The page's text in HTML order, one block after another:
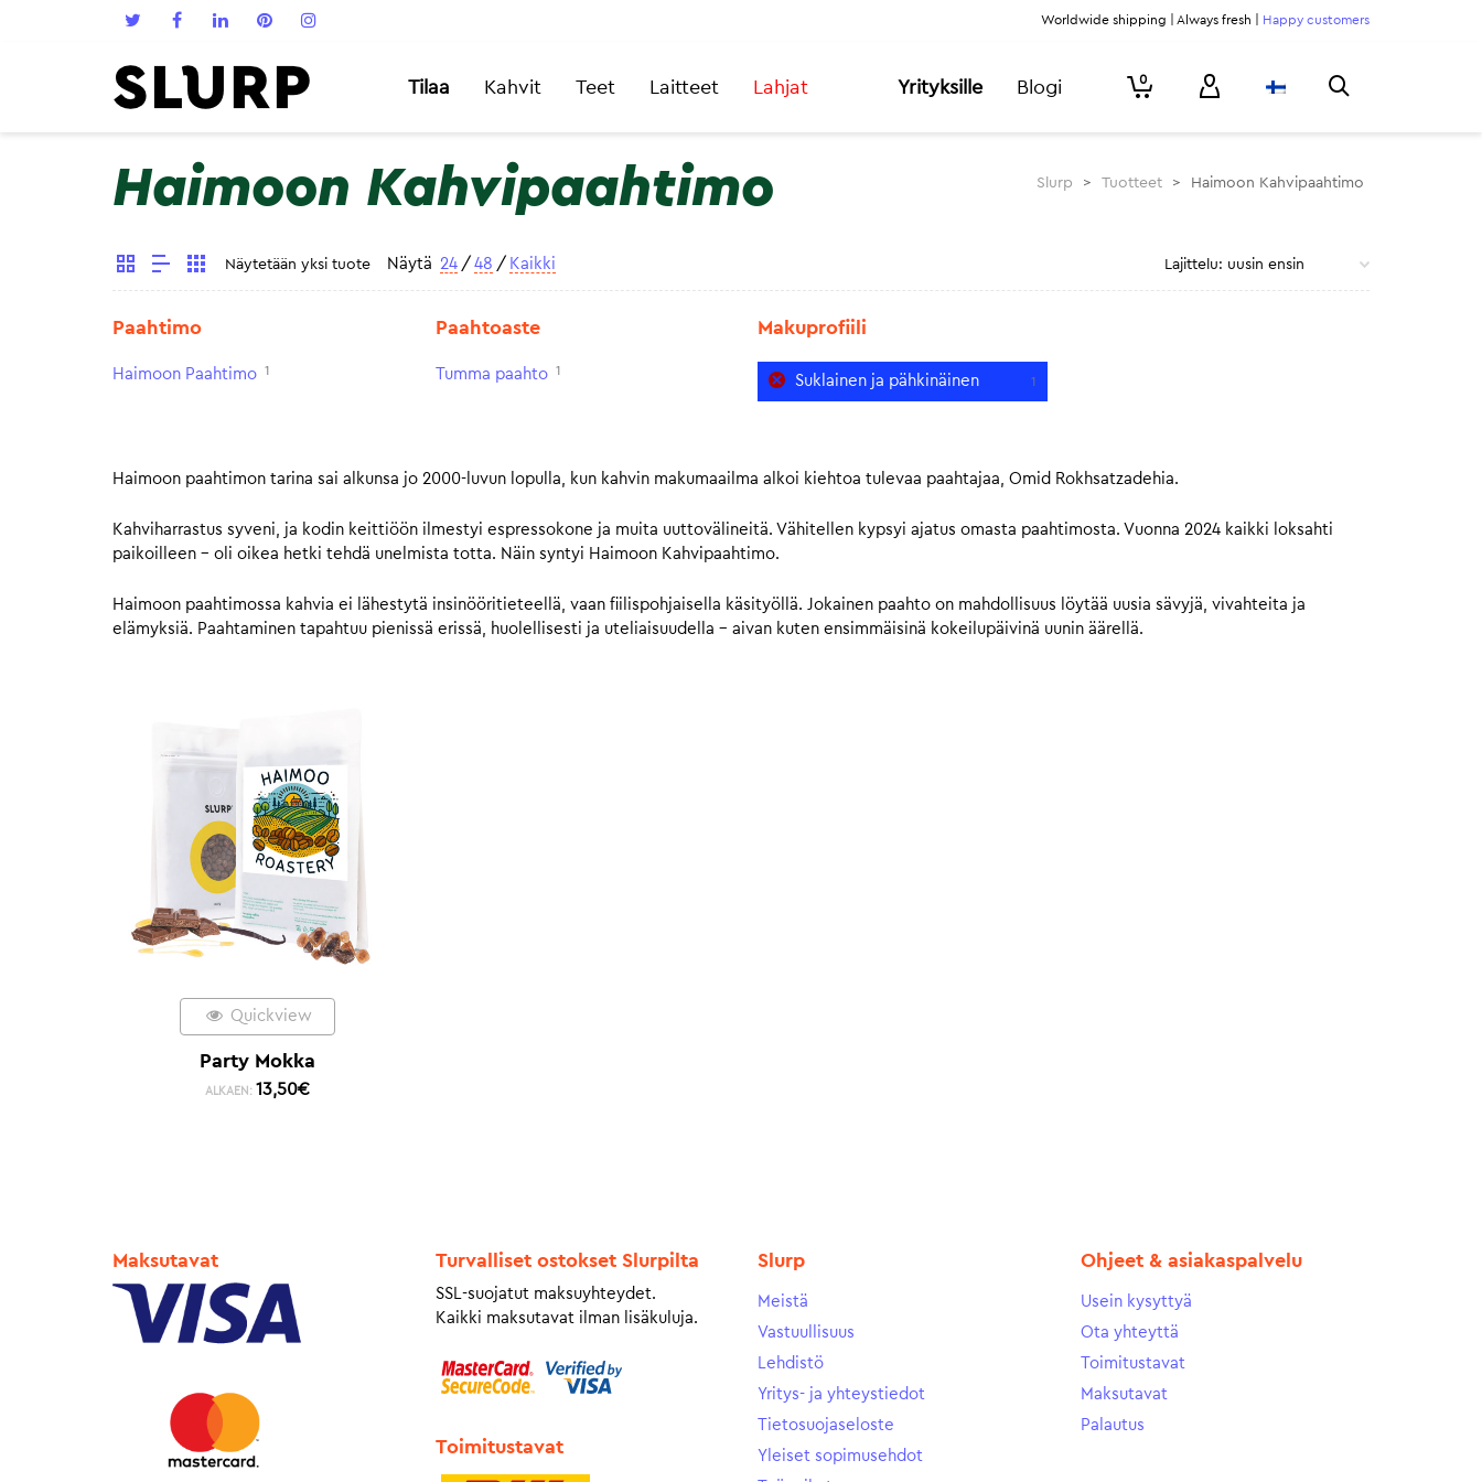
Worldwide shipping | Always fresh | Happy customers
Tilaa Kahvit Teet Laitteet Lahjat Yrityksille Blogi 0
Haimoon Kahvipaahtimo Slurp > Tuotteet > Haimoon Kahvipaahtimo
Näytetään yksi tuote Näytä 24 / 48 / Kaikki
Paahtimo
Haimoon Paahtimo 1
Paahtoaste
Tumma paahto 1
Makuprofiili
Suklainen ja pähkinäinen 1
Haimoon paahtimon tarina sai alkunsa jo 2000-luvun lopulla, kun kahvin makumaailma alkoi kiehtoa tulevaa paahtajaa, Omid Rokhsatzadehia.
Kahviharrastus syveni, ja kodin keittiöön ilmestyi espressokone ja muita uuttovälineitä. Vähitellen kypsyi ajatus omasta paahtimosta. Vuonna 2024 kaikki loksahti
paikoilleen – oli oikea hetki tehdä unelmista totta. Näin syntyi Haimoon Kahvipaahtimo.
Haimoon paahtimossa kahvia ei lähestytä insinööritieteellä, vaan fiilispohjaisella käsityöllä. Jokainen paahto on mahdollisuus löytää uusia sävyjä, vivahteita ja
elämyksiä. Paahtaminen tapahtuu pienissä erissä, huolellisesti ja uteliaisuudella – aivan kuten ensimmäisinä kokeilupäivinä uunin äärellä.
Quickview
Party Mokka
ALKAEN: 13,50€
Maksutavat Turvalliset ostokset Slurpilta
SSL-suojatut maksuyhteydet.
Kaikki maksutavat ilman lisäkuluja.
Toimitustavat
Slurp
Meistä
Vastuullisuus
Lehdistö
Yritys- ja yhteystiedot
Tietosuojaseloste
Yleiset sopimusehdot
Ohjeet & asiakaspalvelu
Usein kysyttyä
Ota yhteyttä
Toimitustavat
Maksutavat
Palautus